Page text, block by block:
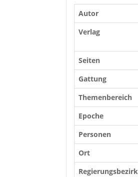
Autor
Verlag
Seiten
Gattung
Themenbereich
Epoche
Personen
Ort
Regierungsbezirk